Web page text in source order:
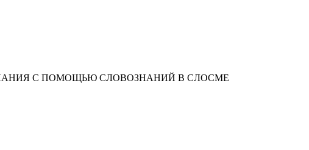
С ПОМОЩЬЮ СЛОВОЗНАНИЙ В СЛОСМЕ